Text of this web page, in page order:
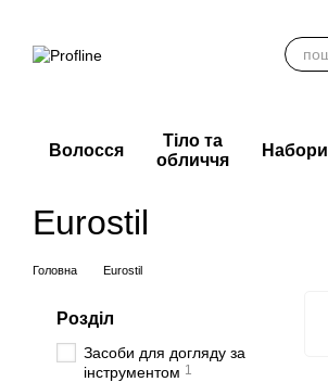
Волосся
Тіло та
обличчя
Набори
Eurostil
Головна Eurostil
Розділ
Засоби для догляду за
інструментом 1